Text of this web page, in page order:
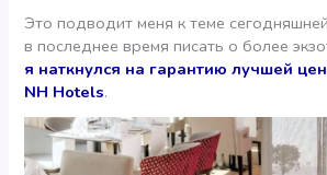
Это подводит меня к теме
в последнее время писать о более
я наткнулся на гарантию лучшей
NH Hotels.